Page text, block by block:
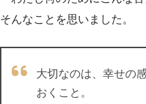
そんなことを思いました。
大切なのは、幸せの
おくこと。